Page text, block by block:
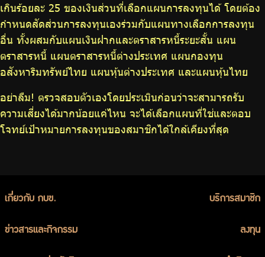
เกินร้อยละ 25 ของเงินส่วนที่เลือกแผนการลงทุนได้ โดยต้อง
กำหนดสัดส่วนการลงทุนเองร่วมกับแผนทางเลือกการลงทุน
อื่น ทั้งผสมกับแผนเงินฝากและตราสารหนี้ระยะสั้น แผน
ตราสารหนี้ แผนตราสารหนี้ต่างประเทศ แผนกองทุน
อสังหาริมทรัพย์ไทย แผนหุ้นต่างประเทศ และแผนหุ้นไทย
อย่าลืม! ตรวจสอบตัวเองโดยประเมินก่อนว่าจะสามารถรับ
ความเสี่ยงได้มากน้อยแค่ไหน จะได้เลือกแผนที่ใช่และตอบ
โจทย์เป้าหมายการลงทุนของสมาชิกได้ใกล้เคียงที่สุด
เกี่ยวกับ กบข. บริการสมาชิก
ข่าวสารและกิจกรรม ลงทุน